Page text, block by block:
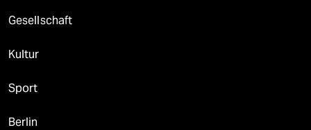
Gesellschaft
Kultur
Sport
Berlin